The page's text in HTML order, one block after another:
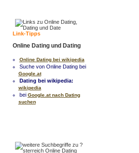
Link-Tipps
Online Dating und Dating
Online Dating bei wikipedia
Suche von Online Dating bei
Google.at
Dating bei wikipedia:
wikipedia
bei Google.at nach Dating
suchen